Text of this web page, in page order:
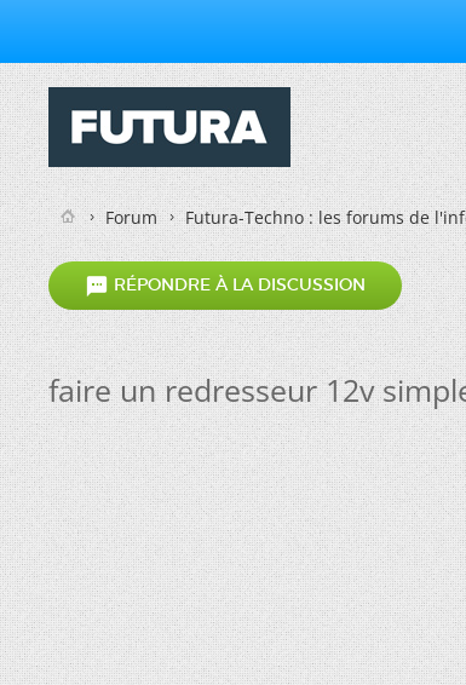
Forum Futura-Techno : les forums de
 RÉPONDRE À LA DISCUSSION
faire un redresseur 12v